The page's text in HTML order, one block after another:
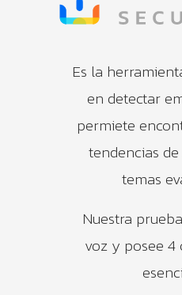
Es la
en detectar
permiete
tendencias
temas
Nuestra
voz y posee 4